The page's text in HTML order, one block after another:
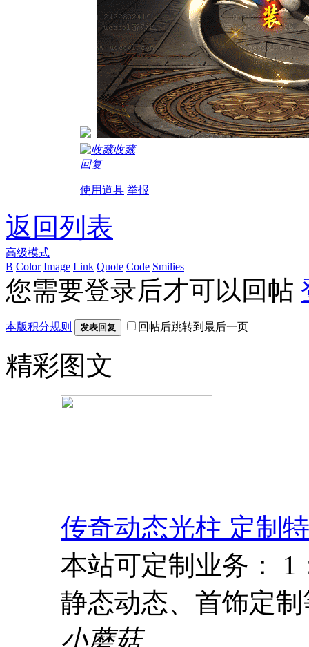
收藏
回复
使用道具 举报
返回列表
高级模式
B Color Image Link Quote Code Smilies
您需要登录后才可以回帖
本版积分规则 发表回复 回帖后跳转到最后一页
精彩图文
传奇动态光柱 定制
本站可定制业务： 1
静态动态、首饰定
小蘑菇